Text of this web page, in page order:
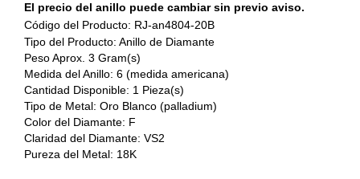
El precio del anillo puede cambiar sin previo aviso.
Código del Producto: RJ-an4804-20B
Tipo del Producto: Anillo de Diamante
Peso Aprox. 3 Gram(s)
Medida del Anillo: 6 (medida americana)
Cantidad Disponible: 1 Pieza(s)
Tipo de Metal: Oro Blanco (palladium)
Color del Diamante: F
Claridad del Diamante: VS2
Pureza del Metal: 18K